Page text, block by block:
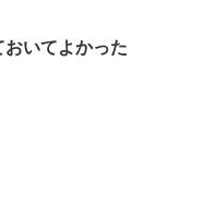
いてよかった